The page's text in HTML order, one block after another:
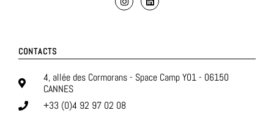
CONTACTS
4, allée des Cormorans - Space Camp Y01 - 06150
CANNES
+33 (0)4 92 97 02 08